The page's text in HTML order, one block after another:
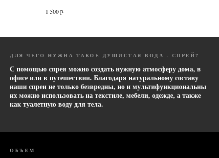
1 500 р.
ДЛЯ ЧЕГО НУЖНА ТАКОЕ ДУШИСТАЯ ВОДА - СПРЕЙ?
С помощью спрея можно создать нужную атмосферу дома, в
офисе или в путешествии. Благодаря натуральному составу
наши спреи не только безвредны, но и мультифункциональны
их можно использовать на текстиле, мебели, одежде, а также
как туалетную воду для тела.
ОБЪЕМ